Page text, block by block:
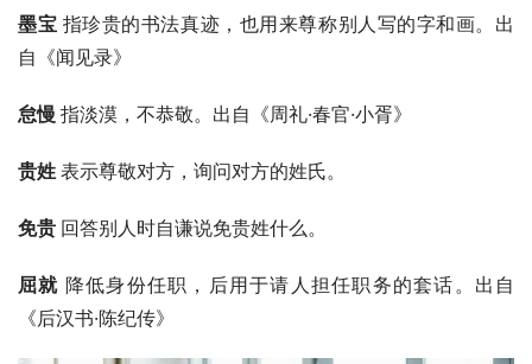
墨宝 指珍贵的书法真迹，也用来尊称别人写的字和画。出
自《闻见录》
怠慢 指淡漠，不恭敬。出自《周礼·春官·小胥》
贵姓 表示尊敬对方，询问对方的姓氏。
免贵 回答别人时自谦说免贵姓什么。
屈就 降低身份任职，后用于请人担任职务的套话。出自
《后汉书·陈纪传》